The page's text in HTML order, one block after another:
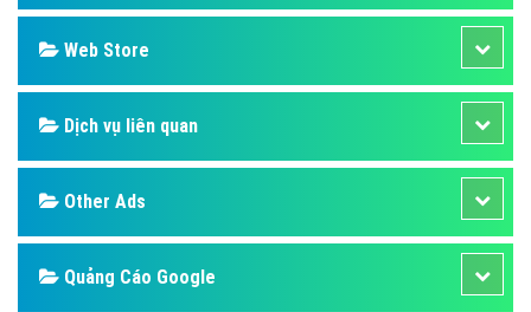
Web Store
Dịch vụ liên quan
Other Ads
Quảng Cáo Google